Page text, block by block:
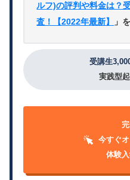
ルフ)の評判や料金は？
査！【2022年最新】
」
受講生
実践型
今すぐ
体験